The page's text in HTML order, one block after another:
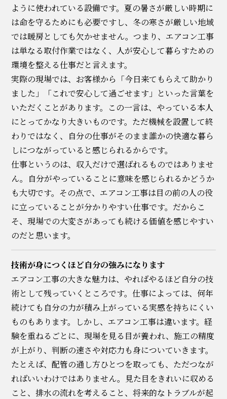
ように使われている設備です。夏の暑さが厳しい時期に
は命を守るためにも必要ですし、冬の寒さが厳しい地域
では暖房としても欠かせません。つまり、エアコン工事
は単なる取付作業ではなく、人が安心して暮らすための
環境を整える仕事だと言えます。
実際の現場では、お客様から「今日来てもらえて助かり
ました」「これで安心して過ごせます」といった言葉を
いただくことがあります。この一言は、やっている本人
にとってかなり大きいものです。ただ機械を設置して終
わりではなく、自分の仕事がそのまま誰かの快適な暮ら
しにつながっていると感じられるからです。
仕事というのは、収入だけで選ばれるものではありませ
ん。自分がやっていることに意味を感じられるかどうか
も大切です。その点で、エアコン工事は目の前の人の役
に立っていることが分かりやすい仕事です。だからこ
そ、現場での大変さがあっても続ける価値を感じやすい
のだと思います。
技術が身につくほど自分の強みになります
エアコン工事の大きな魅力は、やればやるほど自分の技
術として残っていくところです。仕事によっては、何年
続けても自分の力が積み上がっている実感を持ちにくい
ものもあります。しかし、エアコン工事は違います。経
験を重ねるごとに、現場を見る目が養われ、施工の精度
が上がり、判断の速さや対応力も身についていきます。
たとえば、配管の通し方ひとつを取っても、ただつなが
ればいいわけではありません。見た目をきれいに収める
こと、排水の流れを考えること、将来的なトラブルが起